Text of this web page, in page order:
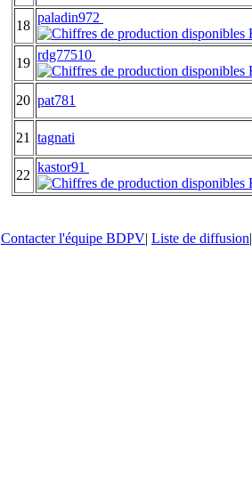
18
paladin972
19
rdg77510
20 pat781
21 tagnati
22
kastor91
Contacter l'équipe BDPV| Liste de diffusion